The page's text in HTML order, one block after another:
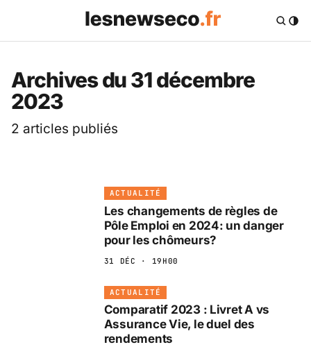
Les News Eco .fr —
Archives du 31 décembre
2023
2 articles publiés
ACTUALITÉ
Les changements de règles de
Pôle Emploi en 2024: un danger
pour les chômeurs?
31 DÉC · 19H00
ACTUALITÉ
Comparatif 2023 : Livret A vs
Assurance Vie, le duel des
rendements